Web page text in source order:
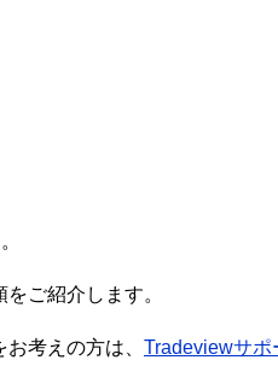
ご紹介します。
考えの方は、 Tradeviewサポ